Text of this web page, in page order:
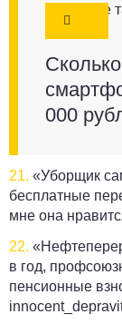
Смотрите
000
21. «Уборщик
бесплатные
мне она
22.
в год,
пенсионные